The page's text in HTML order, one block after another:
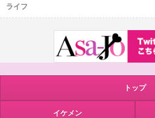
ライフ
トップ
イケメン